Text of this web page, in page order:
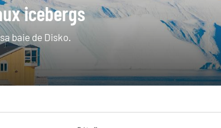
icebergs
baie de Disko.